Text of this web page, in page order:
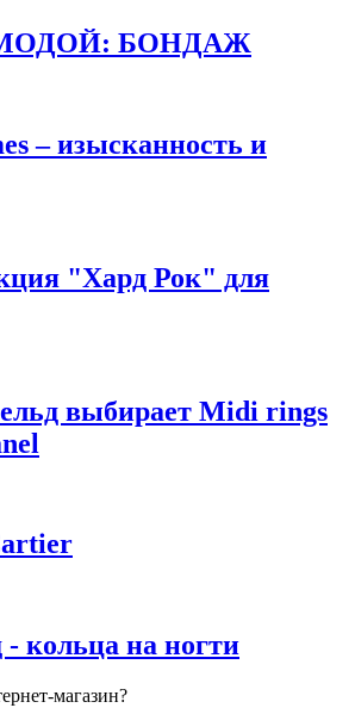
БОНДАЖ
– изысканность и
"Хард Рок" для
выбирает Midi rings
кольца на ногти
магазин?